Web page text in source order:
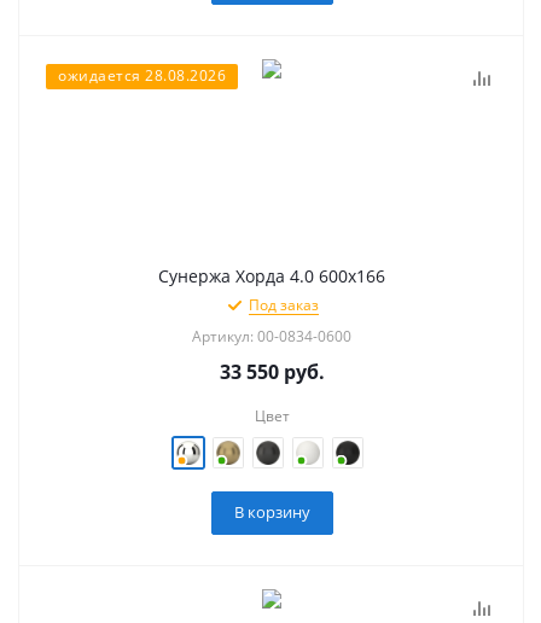
ожидается 28.08.2026
Сунержа Хорда 4.0 600х166
Под заказ
Артикул: 00-0834-0600
33 550руб.
Цвет
В корзину